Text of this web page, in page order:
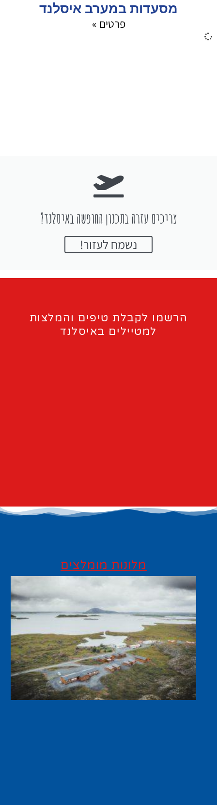
מסעדות במערב איסלנד
פרטים »
צריכים עזרה בתכנון החופשה באיסלנד?
נשמח לעזור!
הרשמו לקבלת טיפים והמלצות
למטיילים באיסלנד
מלונות מומלצים